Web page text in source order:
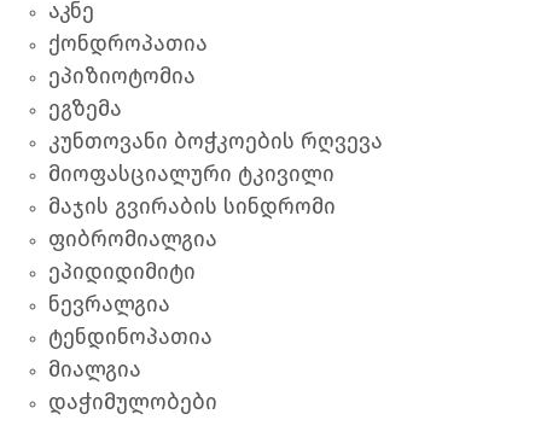
აკნე
ქონდროპათია
ეპიზიოტომია
ეგზემა
კუნთოვანი ბოჭკოების რღვევა
მიოფასციალური ტკივილი
მაჯის გვირაბის სინდრომი
ფიბრომიალგია
ეპიდიდიმიტი
ნევრალგია
ტენდინოპათია
მიალგია
დაჭიმულობები